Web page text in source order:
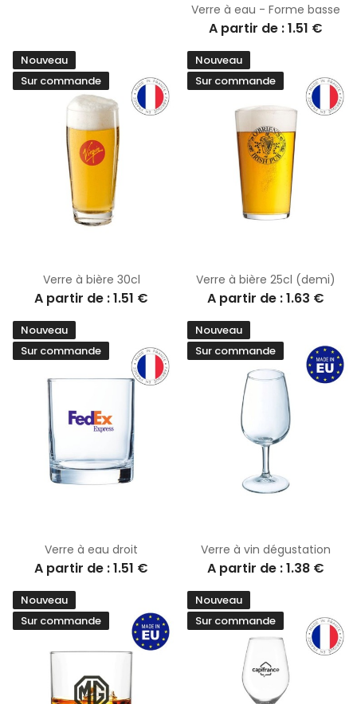
Verre à eau - Forme basse
A partir de : 1.51 €
Nouveau
Sur commande
Verre à bière 30cl
A partir de : 1.51 €
Nouveau
Sur commande
Verre à bière 25cl (demi)
A partir de : 1.63 €
Nouveau
Sur commande
Verre à eau droit
A partir de : 1.51 €
Nouveau
Sur commande
Verre à vin dégustation
A partir de : 1.38 €
Nouveau
Sur commande
Nouveau
Sur commande